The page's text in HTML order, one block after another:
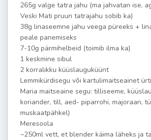
265g valge tatra jahu (ma jahvatan ise,
Veski Mati pruun tatrajahu sobib ka)
38g linaseemne jahu veega püreeks +
peale panemiseks
7-10g pärmihelbeid (toimib ilma ka)
1 keskmine sibul
2 korralikku küüslauguküünt
Lemmikürdisegu või kartulimaitseainet
Maria maitseaine segu: tilliseeme,
koriander, till, aed- piparrohi, majoraan,
muskaatpähkel)
Meresoola
~250ml vett, et blender käima läheks ja